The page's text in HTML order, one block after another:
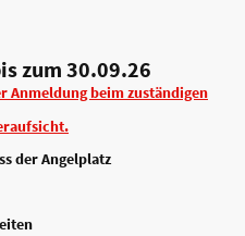
zum 30.09.26
beim zuständigen
der Angelplatz